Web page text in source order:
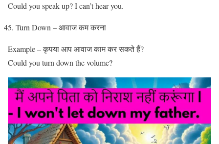
Could you speak up? I can’t hear you.
Turn Down – आवाज कम करना‌
Example – कृपया आप आवाज काम कर सकते हैं?
Could you turn down the volume?